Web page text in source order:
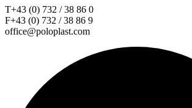
T+43 (0) 732 / 38 86 0
F+43 (0) 732 / 38 86 9
office@poloplast.com